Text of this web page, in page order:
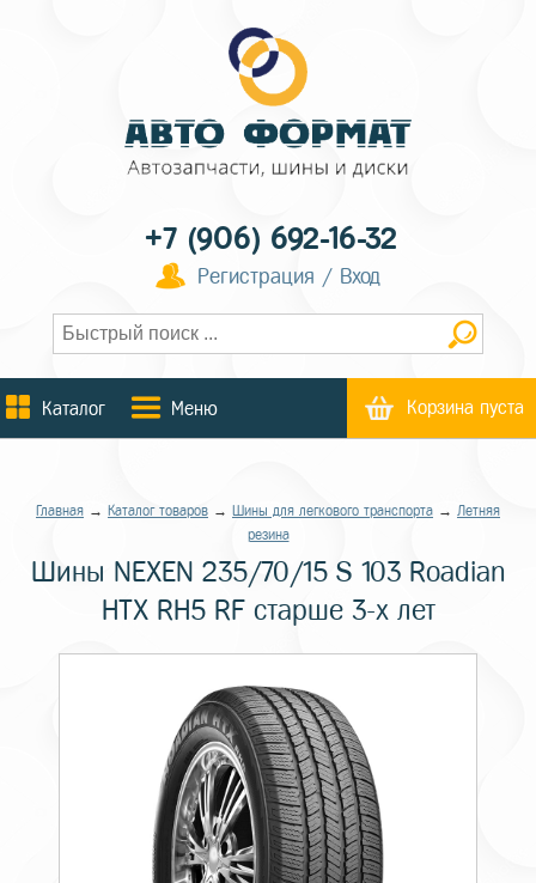
+7 (906) 692-16-32
Регистрация / Вход
Каталог Меню Корзина пуста
Главная → Каталог товаров → Шины для легкового транспорта → Летняя
резина
Шины NEXEN 235/70/15 S 103 Roadian
HTX RH5 RF старше 3-х лет